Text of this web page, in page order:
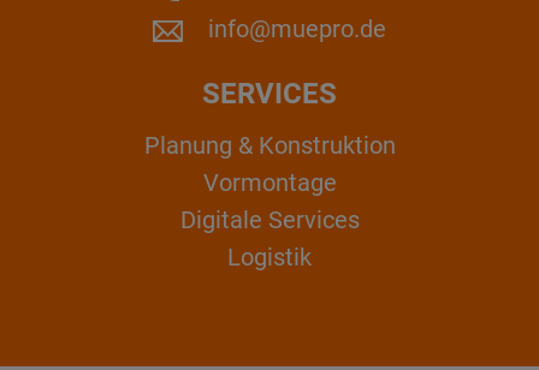
info@muepro.de
SERVICES
Planung & Konstruktion
Vormontage
Digitale Services
Logistik